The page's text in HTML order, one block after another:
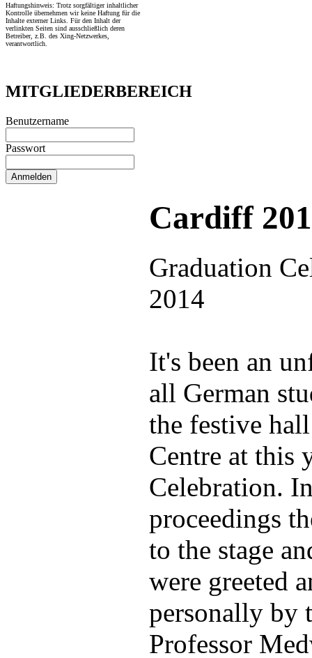
Haftungshinweis: Trotz sorgfältiger inhaltlicher
Kontrolle übernehmen wir keine Haftung für die
Inhalte externer Links. Für den Inhalt der
verlinkten Seiten sind ausschließlich deren
Betreiber, z.B. des Xing-Netzwerkes,
verantwortlich.
MITGLIEDERBEREICH
Benutzername
Passwort
Cardiff
Graduation
2014
It's been an
all German
the festive
Centre at this
Celebration.
proceedings
to the stage
were greeted
personally by
Professor